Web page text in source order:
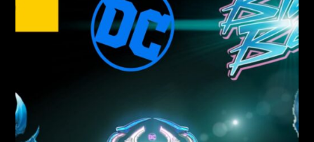
V
NEDOKONALOSTI
JE
SÍLA